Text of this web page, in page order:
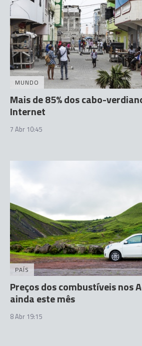
MUNDO
Mais de 85% dos cabo-
Internet
7 Abr 10:45
PAÍS
Preços dos combustíveis nos
ainda este mês
8 Abr 19:15